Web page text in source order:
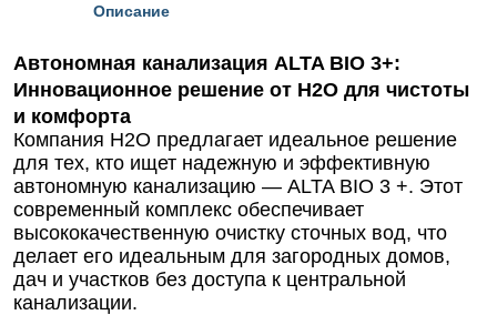
Описание
Автономная канализация ALTA BIO 3+:
Инновационное решение от Н2О для чистоты
и комфорта
Компания Н2О предлагает идеальное решение
для тех, кто ищет надежную и эффективную
автономную канализацию — ALTA BIO 3 +. Этот
современный комплекс обеспечивает
высококачественную очистку сточных вод, что
делает его идеальным для загородных домов,
дач и участков без доступа к центральной
канализации.